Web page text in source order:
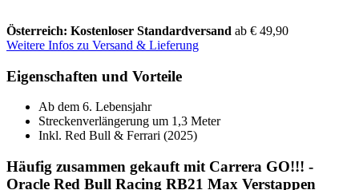
Österreich: Kostenloser Standardversand ab € 49,90
Weitere Infos zu Versand & Lieferung
Eigenschaften und Vorteile
Ab dem 6. Lebensjahr
Streckenverlängerung um 1,3 Meter
Inkl. Red Bull & Ferrari (2025)
Häufig zusammen gekauft mit Carrera GO!!! -
Oracle Red Bull Racing RB21 Max Verstappen